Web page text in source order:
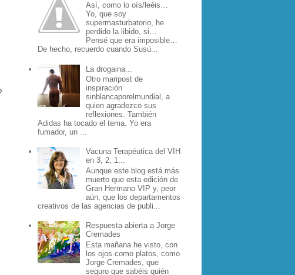
Así, como lo oís/leéis…
Yo, que soy
supermasturbatorio, he
perdido la libido, si…
Pensé que era imposible…
De hecho, recuerdo cuando Susú...
La drogaina...
Otro maripost de
inspiración
sinblancaporelmundial, a
quien agradezco sus
reflexiones. También
Adidas ha tocado el tema. Yo era
fumador, un ...
Vacuna Terapéutica del VIH
en 3, 2, 1...
Aunque este blog está más
muerto que esta edición de
Gran Hermano VIP y, peor
aún, que los departamentos
creativos de las agencias de publi...
Respuesta abierta a Jorge
Cremades
Esta mañana he visto, con
los ojos como platos, como
Jorge Cremades, que
seguro que sabéis quién